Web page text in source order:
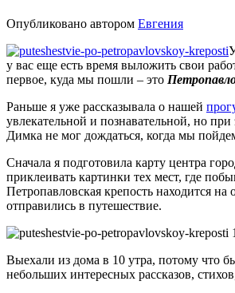
Опубликовано автором Евгения
у вас еще есть время выложить свои
первое, куда мы пошли – это
Раньше я уже рассказывала о нашей
увлекательной и познавательной, но
Димка не мог дождаться, когда мы
Сначала я подготовила карту центра
приклеивать картинки тех мест, где
Петропавловская крепость находится
отправились в путешествие.
Выехали из дома в 10 утра, потому что
небольших интересных рассказов,